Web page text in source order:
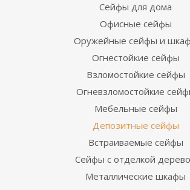
Сейфы для дома
Офисные сейфы
Оружейные сейфы и
Огнестойкие сейфы
Взломостойкие сейфы
Огневзломостойкие
Мебельные сейфы
Депозитные сейфы
Встраиваемые сейфы
Сейфы с отделкой
Металлические шкафы